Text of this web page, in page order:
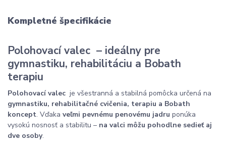
Kompletné špecifikácie
Polohovací valec – ideálny pre
gymnastiku, rehabilitáciu a Bobath
terapiu
Polohovací valec je všestranná a stabilná pomôcka určená na
gymnastiku, rehabilitačné cvičenia, terapiu a Bobath
koncept. Vďaka veľmi pevnému penovému jadru ponúka
vysokú nosnosť a stabilitu – na valci môžu pohodlne sedieť aj
dve osoby.